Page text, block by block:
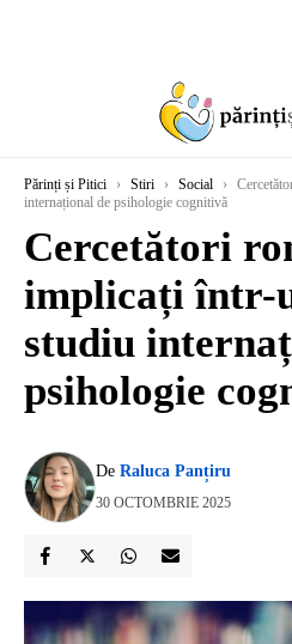
Părinți și Pitici › Stiri › Social ›
internațional de psihologie cognitivă
Cercetători
implicați într-
studiu
psihologie
De Raluca Panțiru
30 OCTOMBRIE 2025